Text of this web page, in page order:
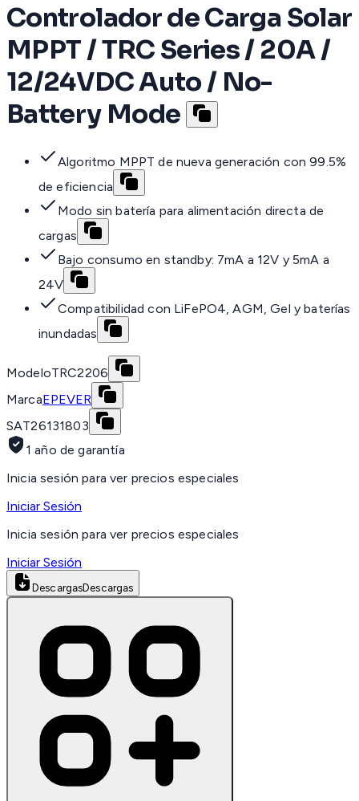
Controlador de Carga Solar
MPPT / TRC Series / 20A /
12/24VDC Auto / No-
Battery Mode
Algoritmo MPPT de nueva generación con 99.5%
de eficiencia
Modo sin batería para alimentación directa de
cargas
Bajo consumo en standby: 7mA a 12V y 5mA a
24V
Compatibilidad con LiFePO4, AGM, Gel y baterías
inundadas
ModeloTRC2206
MarcaEPEVER
SAT26131803
1 año de garantía
Inicia sesión para ver precios especiales
Iniciar Sesión
Inicia sesión para ver precios especiales
Iniciar Sesión
DescargasDescargas